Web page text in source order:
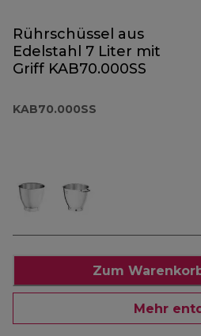
Rührschüssel aus
Edelstahl 7 Liter mit
Griff KAB70.000SS
KAB70.000SS
Zum
Mehr